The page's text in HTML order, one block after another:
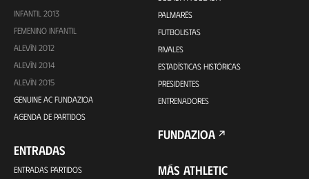
INFANTIL 2013
FEMENINO INFANTIL
ALEVÍN 2012
ALEVÍN 2014
ALEVÍN 2015
GENUINE AC FUNDAZIOA
AGENDA DE PARTIDOS
ENTRADAS
ENTRADAS PARTIDOS
PALMARÉS
FUTBOLISTAS
RIVALES
ESTADÍSTICAS HISTÓRICAS
PRESIDENTES
ENTRENADORES
FUNDAZIOA
MÁS ATHLETIC